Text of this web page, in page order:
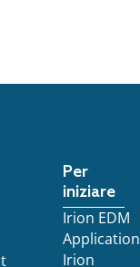
Per
iniziare
Irion EDM
Application
Irion